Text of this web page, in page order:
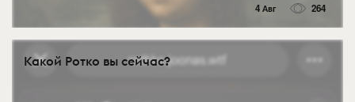
4 Авг 264
Какой Ротко вы сейчас?